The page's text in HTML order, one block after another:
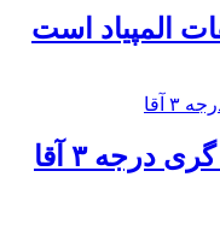
المپیاد است
درجه ۳ آقا